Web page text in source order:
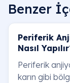
Benzer
Periferik
Nasıl
Periferik
karın gibi